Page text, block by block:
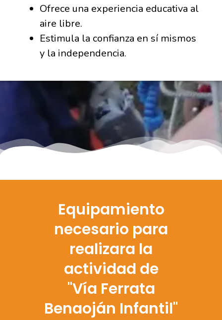
Ofrece una experiencia educativa al
aire libre.
Estimula la confianza en sí mismos
y la independencia.
Equipamiento
necesario para
realizara la
actividad de
"Vía Ferrata
Benaoján Infantil"